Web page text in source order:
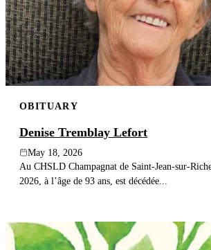
OBITUARY
Denise Tremblay Lefort
May 18, 2026
Au CHSLD Champagnat de Saint-Jean-sur-
2026, à l’âge de 93 ans, est décédée...